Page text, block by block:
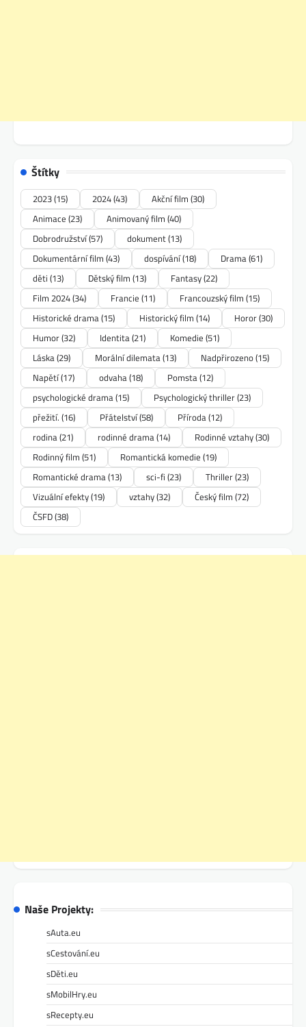
Štítky
2023(15) 2024(43) Akční film (30)
Animace (23) Animovaný film (40)
Dobrodružství(57) dokument(13)
Dokumentární film (43) dospívání(18) Drama(61)
děti (13) Dětský film (13) Fantasy(22)
Film 2024(34) Francie (11) Francouzský film (15)
Historické drama(15) Historický film (14) Horor(30)
Humor(32) Identita(21) Komedie (51)
Láska(29) Morální dilemata(13) Nadpřirozeno(15)
Napětí(17) odvaha(18) Pomsta(12)
psychologické drama(15) Psychologický thriller(23)
přežití. (16) Přátelství(58) Příroda(12)
rodina(21) rodinné drama(14) Rodinné vztahy(30)
Rodinný film (51) Romantická komedie (19)
Romantické drama(13) sci-fi (23) Thriller(23)
Vizuální efekty(19) vztahy(32) Český film (72)
ČSFD(38)
Naše Projekty:
sAuta.eu
sCestování.eu
sDěti.eu
sMobilHry.eu
sRecepty.eu